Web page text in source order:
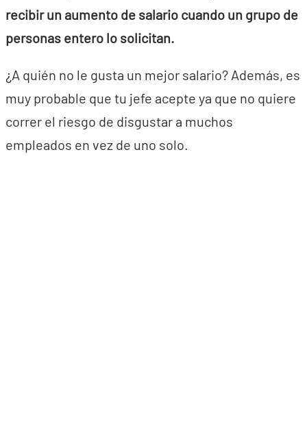
recibir un aumento de salario cuando un grupo de
personas entero lo solicitan.
¿A quién no le gusta un mejor salario? Además, es
muy probable que tu jefe acepte ya que no quiere
correr el riesgo de disgustar a muchos
empleados en vez de uno solo.